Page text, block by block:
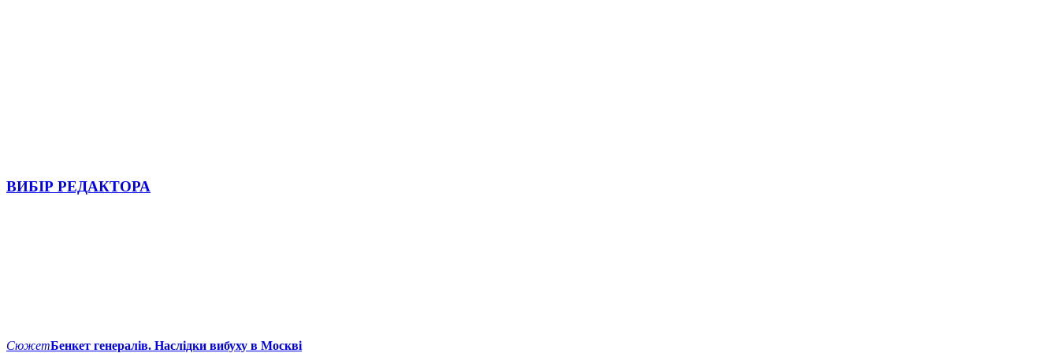
ВИБІР РЕДАКТОРА
СюжетБенкет генералів. Наслідки вибуху в Москві